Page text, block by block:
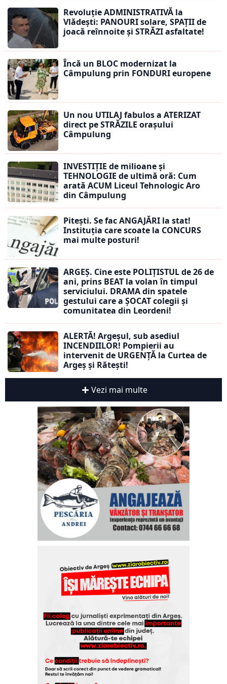
Revoluție ADMINISTRATIVĂ la
Vlădești: PANOURI solare, SPAȚII de
joacă reînnoite și STRĂZI asfaltate!
Încă un BLOC modernizat la
Câmpulung prin FONDURI europene
Un nou UTILAJ fabulos a ATERIZAT
direct pe STRĂZILE orașului
Câmpulung
INVESTIȚIE de milioane și
TEHNOLOGIE de ultimă oră: Cum
arată ACUM Liceul Tehnologic Aro
din Câmpulung
Pitești. Se fac ANGAJĂRI la stat!
Instituția care scoate la CONCURS
mai multe posturi!
ARGEȘ. Cine este POLIȚISTUL de 26 de
ani, prins BEAT la volan în timpul
serviciului. DRAMA din spatele
gestului care a ȘOCAT colegii și
comunitatea din Leordeni!
ALERTĂ! Argeșul, sub asediul
INCENDIILOR! Pompierii au
intervenit de URGENȚĂ la Curtea de
Argeș și Rătești!
Vezi mai multe